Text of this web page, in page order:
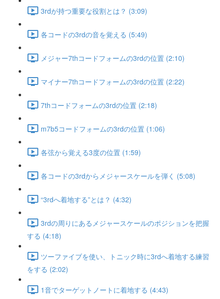
3rdが持つ重要な役割とは？ (3:09)
各コードの3rdの音を覚える (5:49)
メジャー7thコードフォームの3rdの位置 (2:10)
マイナー7thコードフォームの3rdの位置 (2:22)
7thコードフォームの3rdの位置 (2:18)
m7b5コードフォームの3rdの位置 (1:06)
各弦から覚える3度の位置 (1:59)
各コードの3rdからメジャースケールを弾く (5:08)
“3rdへ着地する”とは？ (4:32)
3rdの周りにあるメジャースケールのポジションを把握
する (4:18)
ツーファイブを使い、トニック時に3rdへ着地する練習
をする (2:02)
1音でターゲットノートに着地する (4:43)